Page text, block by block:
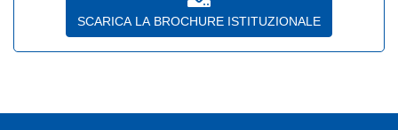
SCARICA LA BROCHURE ISTITUZIONALE